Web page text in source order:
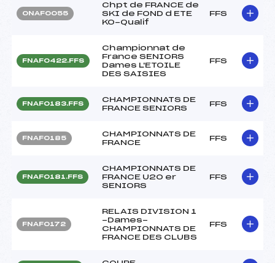
ONAF0055
Chpt de FRANCE de
SKI de FOND d ETE
KO-Qualif
FFS
FNAF0422.FFS
Championnat de
France SENIORS
Dames L'ETOILE
DES SAISIES
FFS
FNAF0183.FFS
CHAMPIONNATS DE
FRANCE SENIORS
FFS
FNAF0185
CHAMPIONNATS DE
FRANCE
FFS
FNAF0181.FFS
CHAMPIONNATS DE
FRANCE U20 er
SENIORS
FFS
FNAF0172
RELAIS DIVISION 1
-Dames-
CHAMPIONNATS DE
FRANCE DES CLUBS
FFS